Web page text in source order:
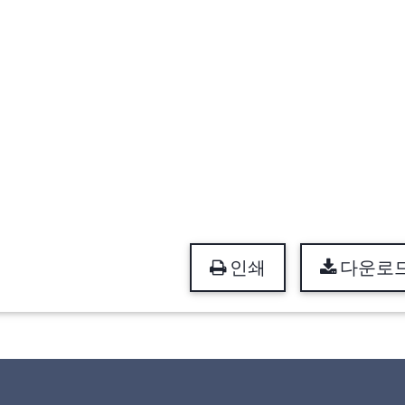
인쇄 다운로